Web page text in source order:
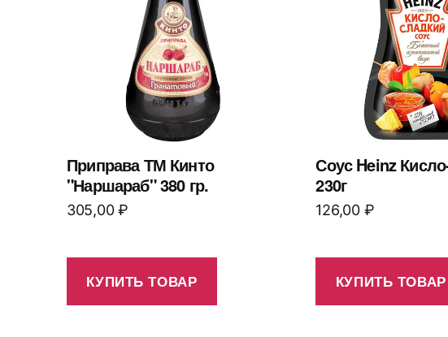
Приправа ТМ Кинто
"Наршараб" 380 гр.
305,00₽
КУПИТЬ ТОВАР
Соус Heinz
230г
126,00 ₽
КУПИТЬ ТОВАР